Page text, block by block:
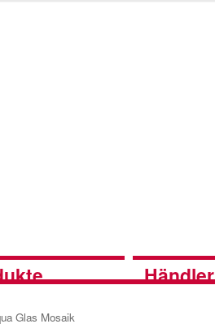
Händler
Glas Mosaik